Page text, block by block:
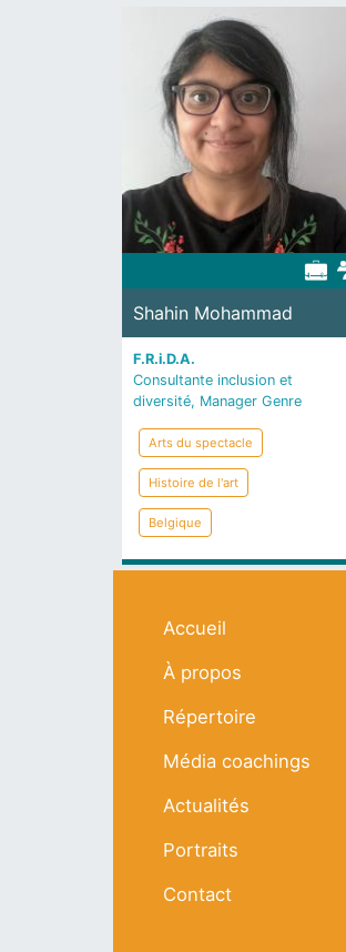
Shahin Mohammad
F.R.i.D.A.
Consultante inclusion et
diversité, Manager Genre
Arts du spectacle
Histoire de l'art
Belgique
Navigation principale
Accueil
À propos
Répertoire
Média coachings
Actualités
Portraits
Contact